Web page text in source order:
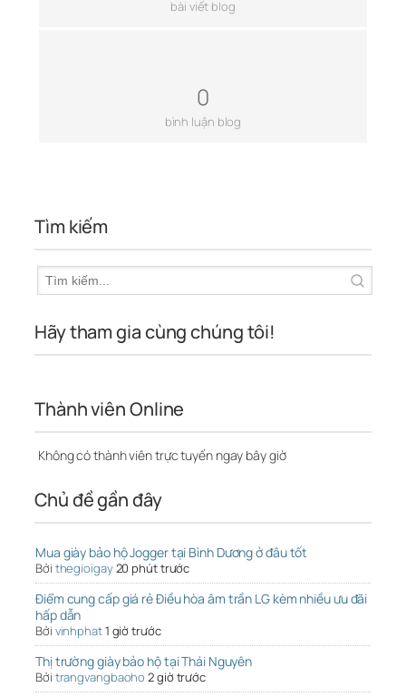
bài viết blog
0
bình luận blog
Tìm kiếm
Hãy tham gia cùng chúng tôi!
Thành viên Online
Không có thành viên trực tuyến ngay bây giờ
Chủ đề gần đây
Mua giày bảo hộ Jogger tại Bình Dương ở đâu tốt
Bởi thegioigay20 phút trước
Điểm cung cấp giá rẻ Điều hòa âm trần LG kèm nhiều ưu đãi
hấp dẫn
Bởi vinhphat1 giờ trước
Thị trường giày bảo hộ tại Thái Nguyên
Bởi trangvangbaoho 2 giờ trước